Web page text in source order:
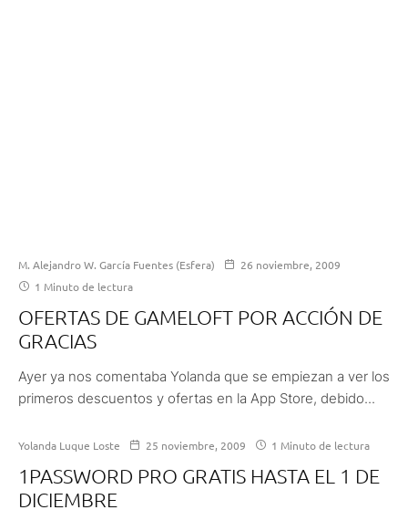
M. Alejandro W. García Fuentes (Esfera)
26 noviembre, 2009
1 Minuto de lectura
OFERTAS DE GAMELOFT POR ACCIÓN DE
GRACIAS
Ayer ya nos comentaba Yolanda que se empiezan a ver los
primeros descuentos y ofertas en la App Store, debido...
Yolanda Luque Loste 25 noviembre, 2009 1 Minuto de lectura
1PASSWORD PRO GRATIS HASTA EL 1 DE
DICIEMBRE